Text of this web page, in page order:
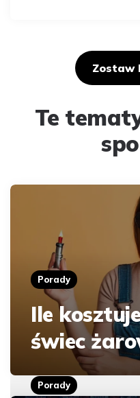
Zostaw
Te
Porady
Ile
świec
Porady